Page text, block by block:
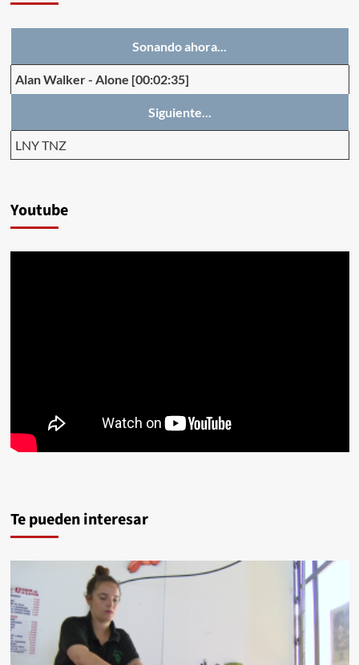
Sonando ahora...
Alan Walker- Alone [00:02:35]
Siguiente...
LNY TNZ
Youtube
Te pueden interesar